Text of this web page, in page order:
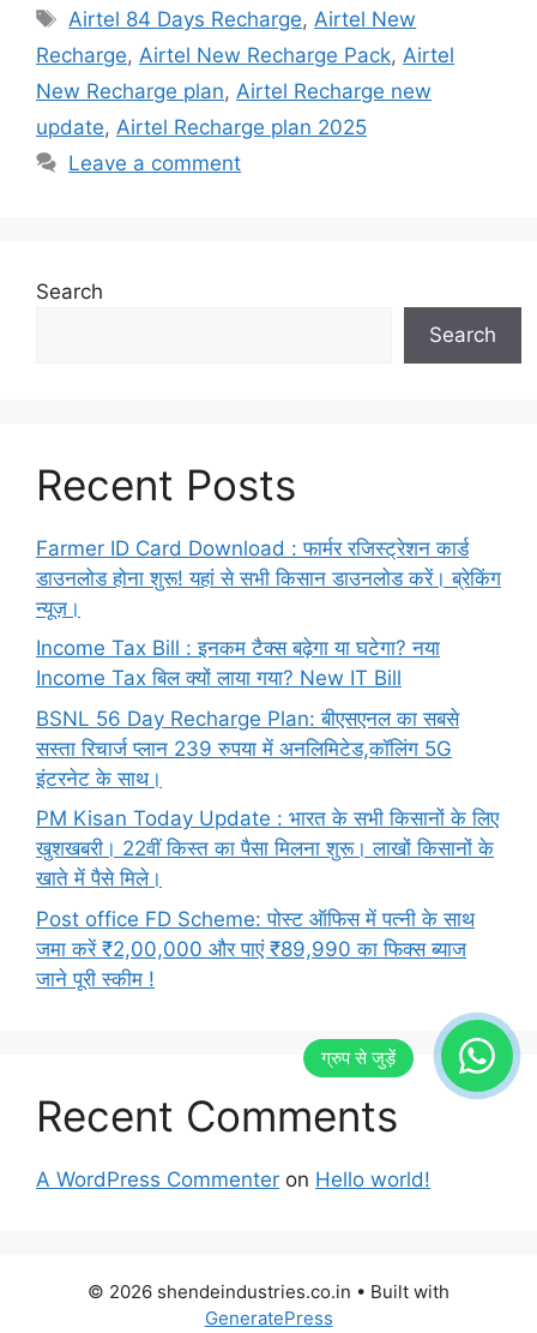
Tags
Airtel 84 Days Recharge, Airtel New
Recharge, Airtel New Recharge Pack, Airtel
New Recharge plan, Airtel Recharge new
update, Airtel Recharge plan 2025
Leave a comment
Search
Search
Recent Posts
Farmer ID Card Download : फार्मर रजिस्ट्रेशन कार्ड
डाउनलोड होना शुरू! यहां से सभी किसान डाउनलोड करें। ब्रेकिंग
न्यूज़।
Income Tax Bill : इनकम टैक्स बढ़ेगा या घटेगा? नया
Income Tax बिल क्यों लाया गया? New IT Bill
BSNL 56 Day Recharge Plan: बीएसएनल का सबसे
सस्ता रिचार्ज प्लान 239 रुपया में अनलिमिटेड,कॉलिंग 5G
इंटरनेट के साथ।
PM Kisan Today Update : भारत के सभी किसानों के लिए
खुशखबरी। 22वीं किस्त का पैसा मिलना शुरू। लाखों किसानों के
खाते में पैसे मिले।
Post office FD Scheme: पोस्ट ऑफिस में पत्नी के साथ
जमा करें ₹2,00,000 और पाएं ₹89,990 का फिक्स ब्याज
जाने पूरी स्कीम !
Recent Comments
A WordPress Commenter on Hello world!
© 2026 shendeindustries.co.in • Built with
GeneratePress